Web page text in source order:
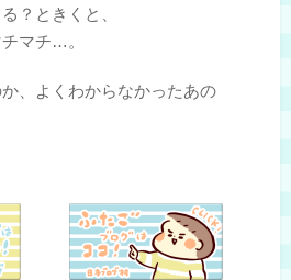
？ときくと、
マチ…。
、よくわからなかったあの